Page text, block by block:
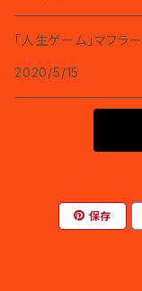
「人生ゲーム」マフラー
2020/5/15
保存